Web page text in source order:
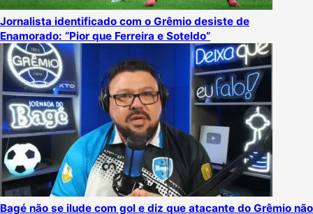
Jornalista identificado com o Grêmio desiste de
Enamorado: “Pior que Ferreira e Soteldo”
Bagé não se ilude com gol e diz que atacante do Grêmio não